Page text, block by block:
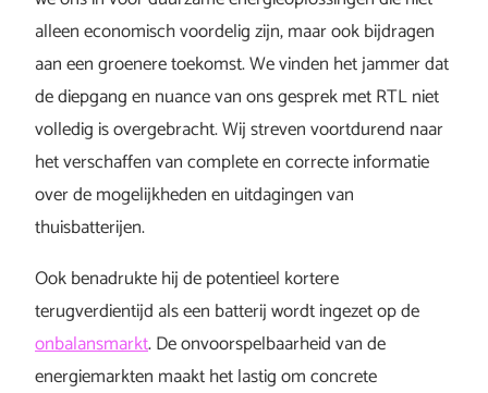
alleen economisch voordelig zijn, maar ook bijdragen
aan een groenere toekomst. We vinden het jammer dat
de diepgang en nuance van ons gesprek met RTL niet
volledig is overgebracht. Wij streven voortdurend naar
het verschaffen van complete en correcte informatie
over de mogelijkheden en uitdagingen van
thuisbatterijen.
Ook benadrukte hij de potentieel kortere
terugverdientijd als een batterij wordt ingezet op de
onbalansmarkt. De onvoorspelbaarheid van de
energiemarkten maakt het lastig om concrete